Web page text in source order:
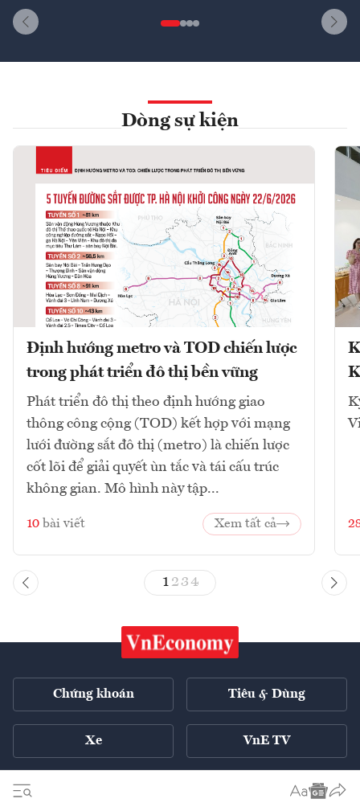
Dòng sự kiện
Định hướng metro và TOD chiến lược
trong phát triển đô thị bền vững
Phát triển đô thị theo định hướng giao
thông công cộng (TOD) kết hợp với mạng
lưới đường sắt đô thị (metro) là chiến lược
cốt lõi để giải quyết ùn tắc và tái cấu trúc
không gian. Mô hình này tập...
10 bài viết Xem tất cả
1 23 4
Chứng khoán Tiêu & Dùng
Xe VnE TV
English ++